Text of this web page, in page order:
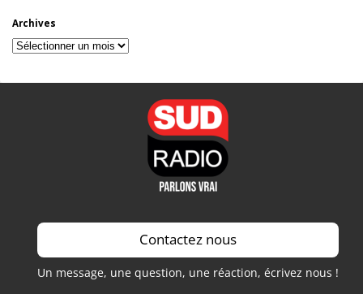
Archives
Archives
Contactez nous
Un message, une question, une réaction, écrivez nous !